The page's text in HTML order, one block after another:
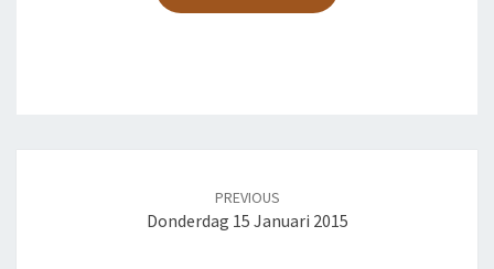
PREVIOUS
Donderdag 15 Januari 2015